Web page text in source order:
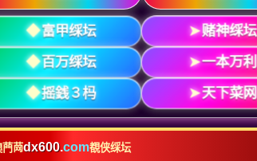
◆富甲䌽坛 ➤赌神䌽坛
◆百万䌽坛 ➤一本万利
◆摇銭３杩 ➤天下菜网
菛䒽dx600.com覩侠䌽坛